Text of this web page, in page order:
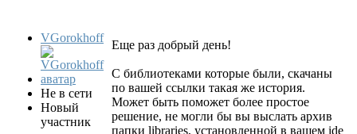
VGorokhoff
Не в сети
Новый
участник
Еще раз добрый день!
С библиотеками которые были, скачаны
по вашей ссылки такая же история.
Может быть поможет более простое
решение, не могли бы вы выслать архив
папки libraries, установленной в вашем ide